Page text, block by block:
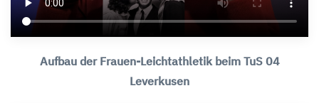
Aufbau der Frauen-Leichtathletik beim TuS 04
Leverkusen